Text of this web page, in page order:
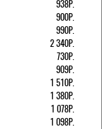
938Р.
900Р.
990Р.
2 340Р.
730Р.
909Р.
1 510Р.
1 380Р.
1 078Р.
1 098Р.